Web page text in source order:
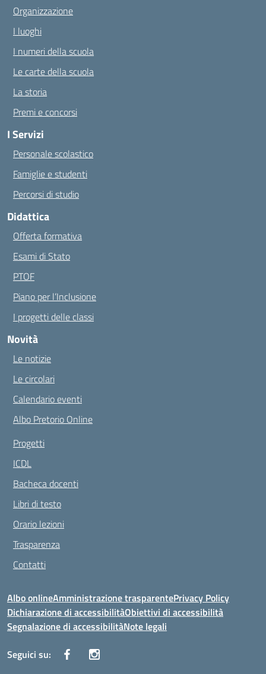
Organizzazione
I luoghi
I numeri della scuola
Le carte della scuola
La storia
Premi e concorsi
I Servizi
Personale scolastico
Famiglie e studenti
Percorsi di studio
Didattica
Offerta formativa
Esami di Stato
PTOF
Piano per l’Inclusione
I progetti delle classi
Novità
Le notizie
Le circolari
Calendario eventi
Albo Pretorio Online
Progetti
ICDL
Bacheca docenti
Libri di testo
Orario lezioni
Trasparenza
Contatti
Albo onlineAmministrazione trasparentePrivacy Policy
Dichiarazione di accessibilitàObiettivi di accessibilità
Segnalazione di accessibilitàNote legali
Seguici su: